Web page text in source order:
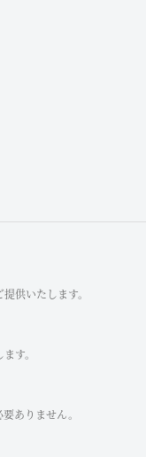
供いたします。
す。
ありません。